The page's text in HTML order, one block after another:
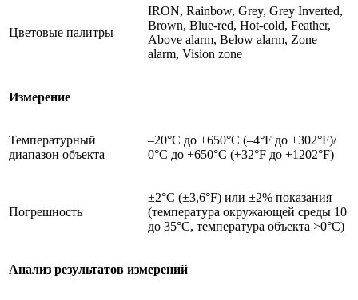
Цветовые палитры
IRON, Rainbow, Grey, Grey Inverted,
Brown, Blue-red, Hot-cold, Feather,
Above alarm, Below alarm, Zone
alarm, Vision zone
Измерение
Температурный
диапазон объекта
–20°C до +650°C (–4°F до +302°F)/
0°C до +650°C (+32°F до +1202°F)
Погрешность
±2°C (±3,6°F) или ±2% показания
(температура окружающей среды 10
до 35°C, температура объекта >0°C)
Анализ результатов измерений